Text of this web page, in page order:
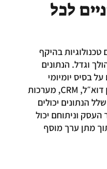
לכל
בהיקף
וגדל. הנתונים
בסיס יומיומי
ממערכות שונות ומגוונות כגון דוא״ל, CRM, מערכות
הנתונים יכולים
וניתוחם יכול
מתן ערך מוסף